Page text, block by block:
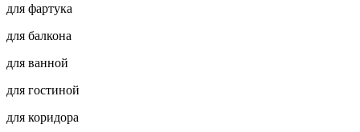
для фартука
для балкона
для ванной
для гостиной
для коридора